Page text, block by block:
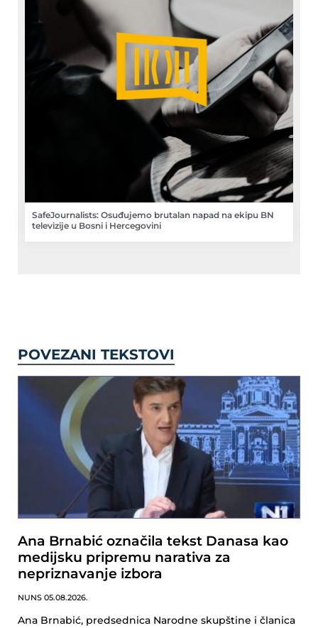
SafeJournalists: Osuđujemo brutalan napad na ekipu BN
televizije u Bosni i Hercegovini
POVEZANI TEKSTOVI
Ana Brnabić označila tekst Danasa kao
medijsku pripremu narativa za
nepriznavanje izbora
NUNS 05.08.2026.
Ana Brnabić, predsednica Narodne skupštine i članica